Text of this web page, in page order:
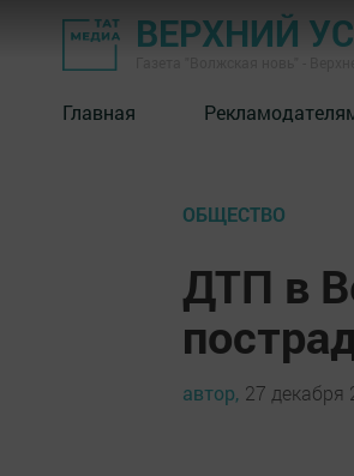
ВЕРХНИЙ
Главная
ОБЩЕСТВО
ДТП в
автор, 27 декабря